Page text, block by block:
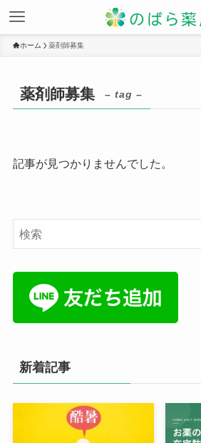
ホーム 薬剤師募集
薬剤師募集 – tag –
記事が見つかりませんでした。
新着記事